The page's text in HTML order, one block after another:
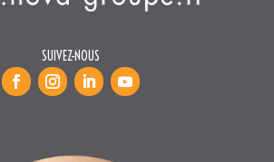
SUIVEZ-NOUS